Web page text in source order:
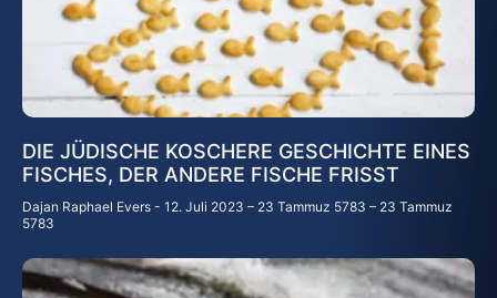
DIE JÜDISCHE KOSCHERE GESCHICHTE EINES
FISCHES, DER ANDERE FISCHE FRISST
Dajan Raphael Evers
12. Juli 2023 – 23 Tammuz 5783 – 23 Tammuz
5783